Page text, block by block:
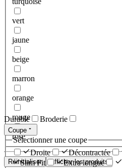
vert
jaune
beige
marron
orange
rouge
rose
Réinitialiser Afficher les produits
Durable Broderie
Coupe
Sélectionner une coupe
Droite
Décontractée
Slim Fit
Extra longue